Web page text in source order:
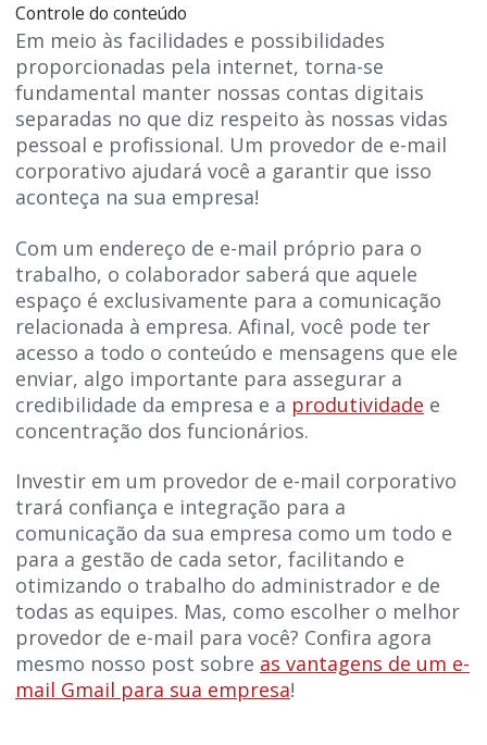
Controle do conteúdo
Em meio às facilidades e possibilidades
proporcionadas pela internet, torna-se
fundamental manter nossas contas digitais
separadas no que diz respeito às nossas vidas
pessoal e profissional. Um provedor de e-mail
corporativo ajudará você a garantir que isso
aconteça na sua empresa!
Com um endereço de e-mail próprio para o
trabalho, o colaborador saberá que aquele
espaço é exclusivamente para a comunicação
relacionada à empresa. Afinal, você pode ter
acesso a todo o conteúdo e mensagens que ele
enviar, algo importante para assegurar a
credibilidade da empresa e a produtividade e
concentração dos funcionários.
Investir em um provedor de e-mail corporativo
trará confiança e integração para a
comunicação da sua empresa como um todo e
para a gestão de cada setor, facilitando e
otimizando o trabalho do administrador e de
todas as equipes. Mas, como escolher o melhor
provedor de e-mail para você? Confira agora
mesmo nosso post sobre as vantagens de um e-
mail Gmail para sua empresa!